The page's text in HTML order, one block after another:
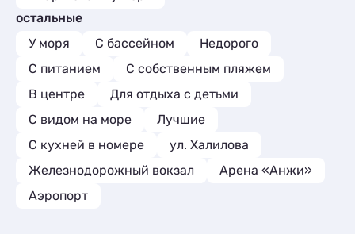
остальные
У моря
С бассейном
Недорого
С питанием
С собственным пляжем
В центре
Для отдыха с детьми
С видом на море
Лучшие
C кухней в номере
ул. Халилова
Железнодорожный вокзал
Арена «Анжи»
Аэропорт